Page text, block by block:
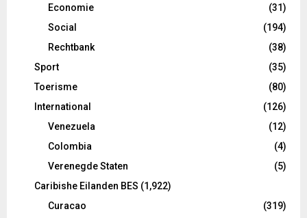
Economie
(31)
Social
(194)
Rechtbank
(38)
Sport
(35)
Toerisme
(80)
International
(126)
Venezuela
(12)
Colombia
(4)
Verenegde Staten
(5)
Caribishe Eilanden BES (1,922)
Curacao
(319)